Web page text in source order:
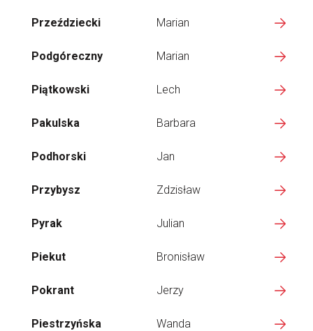
Przeździecki Marian
Podgóreczny Marian
Piątkowski Lech
Pakulska Barbara
Podhorski Jan
Przybysz Zdzisław
Pyrak Julian
Piekut Bronisław
Pokrant Jerzy
Piestrzyńska Wanda